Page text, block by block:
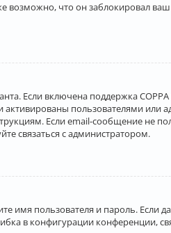
что он заблокировал
Если включена поддержка
пользователями или
Если email-сообщение не
связаться с администратором.
имя пользователя и пароль. Если
в конфигурации конференции,